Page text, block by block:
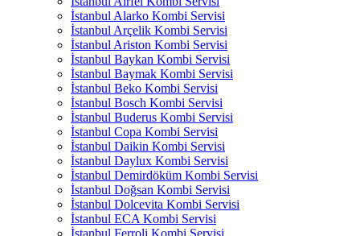
İstanbul Alarko Kombi Servisi
İstanbul Arçelik Kombi Servisi
İstanbul Ariston Kombi Servisi
İstanbul Baykan Kombi Servisi
İstanbul Baymak Kombi Servisi
İstanbul Beko Kombi Servisi
İstanbul Bosch Kombi Servisi
İstanbul Buderus Kombi Servisi
İstanbul Copa Kombi Servisi
İstanbul Daikin Kombi Servisi
İstanbul Daylux Kombi Servisi
İstanbul Demirdöküm Kombi Servisi
İstanbul Doğsan Kombi Servisi
İstanbul Dolcevita Kombi Servisi
İstanbul ECA Kombi Servisi
İstanbul Ferroli Kombi Servisi